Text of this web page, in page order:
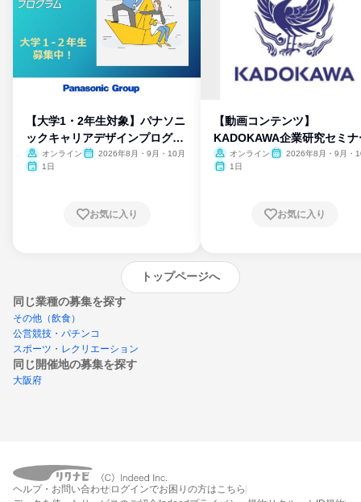
【大学1・2年生対象】パナソニ
ックキャリアデザインプログラ
ム
オンライン
2026年8月・9月・10月
1日
お気に入り
【動画コンテンツ】
KADOKAWA企業研究セミナ
オンライン
2026年8月・9月・
1日
お気に入り
トップページへ
同じ業種の募集を探す
その他（飲食）
公営競技・パチンコ
スポーツ・レクリエーション
同じ開催地の募集を探す
大阪府
エントリーするとプログラムの詳細案内を
受け取れるようになります
ヘルプ・お問い合わせ ログインでお困りの方はこちら